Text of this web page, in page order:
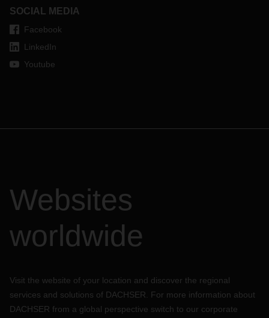
SOCIAL MEDIA
Facebook
LinkedIn
Youtube
Websites
worldwide
Visit the website of your location and discover the regional
services and solutions of DACHSER. For more information about
DACHSER from a global perspective switch to our corporate